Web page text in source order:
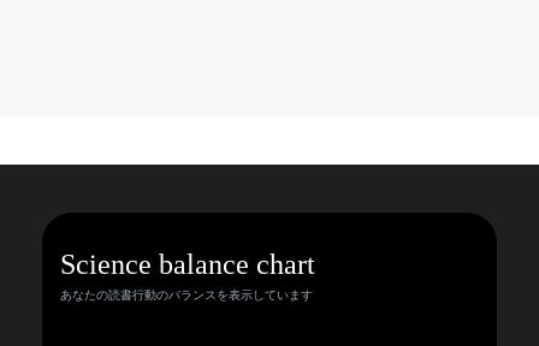
Science balance chart
あなたの読書行動のバランスを表示しています